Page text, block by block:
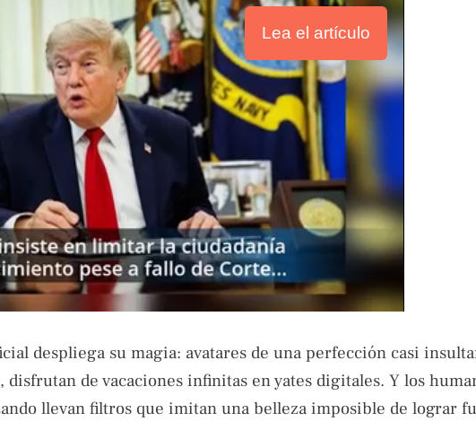
Lea el artículo
despliega su magia: avatares de una perfección casi
disfrutan de vacaciones infinitas en yates digitales. Y los
llevan filtros que imitan una belleza imposible de lograr